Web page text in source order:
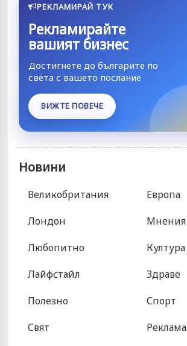
РЕКЛАМИРАЙ ТУК
Рекламирайте
вашият бизнес
Достигнете до българите по
света с вашето послание
ВИЖТЕ ПОВЕЧЕ
Новини
Великобритания
Лондон
Любопитно
Лайфстайл
Полезно
Свят
Европа
Мнения
Култура
Здраве
Спорт
Реклама